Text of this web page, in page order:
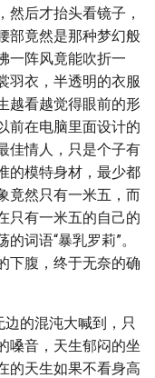
然后才抬头看镜子，
部竟然是那种梦幻般
一阵风竟能吹折一
羽衣，半透明的衣服
越看越觉得眼前的形
前在电脑里面设计的
佳情人，只是个子有
的模特身材，最少都
竟然只有一米五，而
只有一米五的自己的
词语“暴乳罗莉”。
下腹，终于无奈的确
边的混沌大喊到，只
嗓音，天生郁闷的坐
的天生如果不看身高